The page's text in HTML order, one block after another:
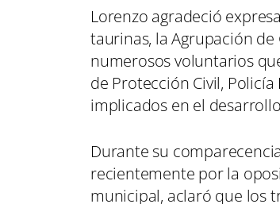
Lorenzo agradeció
taurinas, la Agrupación de
numerosos voluntarios
de Protección Civil,
implicados en el
Durante su
recientemente por la
municipal, aclaró que los